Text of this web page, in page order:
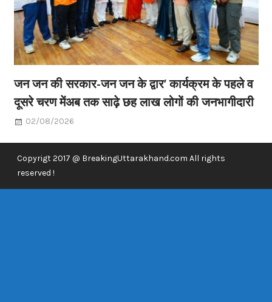
जन जन की सरकार-जन जन के द्वार’ कार्यक्रम के पहले व
दूसरे चरण मेंअब तक साढ़े छह लाख लोगों की जनभागीदारी
02/08/2026
Copyrigt 2017 @ BreakingUttarakhand.com All rights
reserved !